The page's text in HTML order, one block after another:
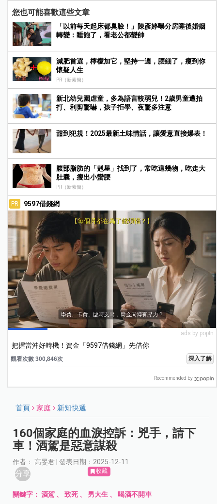
您也可能喜歡這些文章
「以前每天起床都臭臉！」陳彥婷曝分房睡後婚姻
轉變：睡飽了，看老公都變帥
減肥首選，檸檬加它，堅持一週，腰細了，瘦到你
懷疑人生
PR（新素簡）
新北幼兒園虐童，多為語言較弱兒！2歲男童遭拍
打、利剪驚嚇，孩子拒學、夜驚多注意
甜到犯規！2025最新土味情話，讓愛意直接爆表！
腹部脂肪的「剋星」找到了，常吃這幾物，吃走大
肚囊，瘦出小蠻腰
PR（新素簡）
PR 9597借錢網
ads by popIn
把握當沖好時機！資金「9597借錢網」先借你
觀看次數 300,846次 深入了解
Recommended by
首頁 家庭 新知快遞
160個家庭的血淚控訴：兇手，請下
車！酒駕是惡意謀殺
作者： 高旻君 | 發表日期：2025-12-11
分享 收藏
關鍵字：酒駕 、致死、 男大生 、喝酒不開車